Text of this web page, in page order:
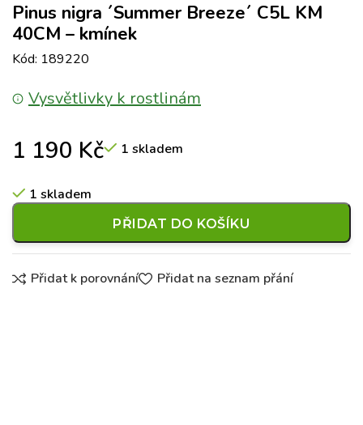
Pinus nigra ´Summer Breeze´ C5L KM
40CM – kmínek
Kód: 189220
Vysvětlivky k rostlinám
1 190 Kč 1 skladem
1 skladem
PŘIDAT DO KOŠÍKU
Přidat k porovnání Přidat na seznam přání